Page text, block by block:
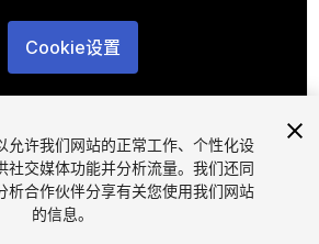
Cookie设置
许我们网站的正常工作、个性化设
社交媒体功能并分析流量。我们还同
析合作伙伴分享有关您使用我们网站
的信息。